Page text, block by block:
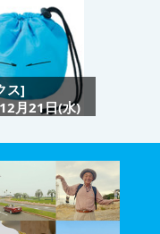
ス]
月21日(水)